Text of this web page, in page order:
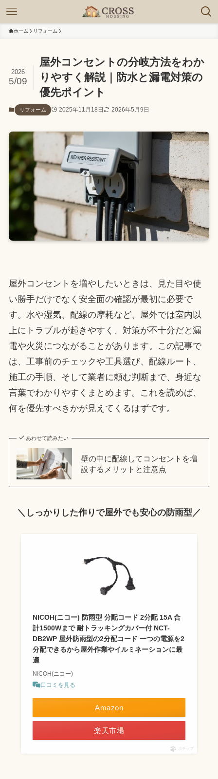
ホーム リフォーム
屋外コンセントの分岐方法をわか
りやすく解説｜防水と漏電対策の
優先ポイント
2026
5/09
リフォーム 2025年11月18日 2026年5月9日
屋外コンセントを増やしたいときは、見た目や使
い勝手だけでなく安全面の確認が最初に必要で
す。水や湿気、配線の摩耗など、屋外では室内以
上にトラブルが起きやすく、対策が不十分だと漏
電や火災につながることがあります。この記事で
は、工事前のチェックや工具選び、配線ルート、
施工の手順、そして業者に頼む判断まで、身近な
言葉でわかりやすくまとめます。これを読めば、
何を優先すべきかが見えてくるはずです。
あわせて読みたい
壁の中に配線してコンセントを増
設するメリットと注意点
＼しっかりした作りで屋外でも安心の防雨型／
NICOH(ニコー) 防雨型 分配コード 2分配 15A 合
計1500Wまで 耐トラッキングカバー付 NCT-
DB2WP 屋外防雨型の2分配コード 一つの電源を2
分配できるから屋外作業やイルミネーションに最
適
NICOH(ニコー)
口コミを見る
Amazon
楽天市場
ポチップ